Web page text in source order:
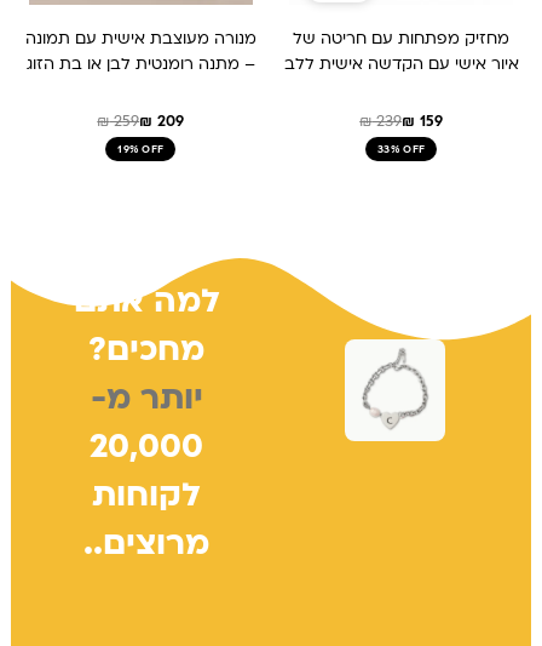
מחזיק מפתחות עם חריטה של
איור אישי עם הקדשה אישית ללב
₪239₪ 159
33% OFF
מנורה מעוצבת אישית עם תמונה
– מתנה רומנטית לבן או בת הזוג
₪259₪ 209
19% OFF
למה אתם
מחכים?
יותר מ-
20,000
לקוחות
מרוצים..